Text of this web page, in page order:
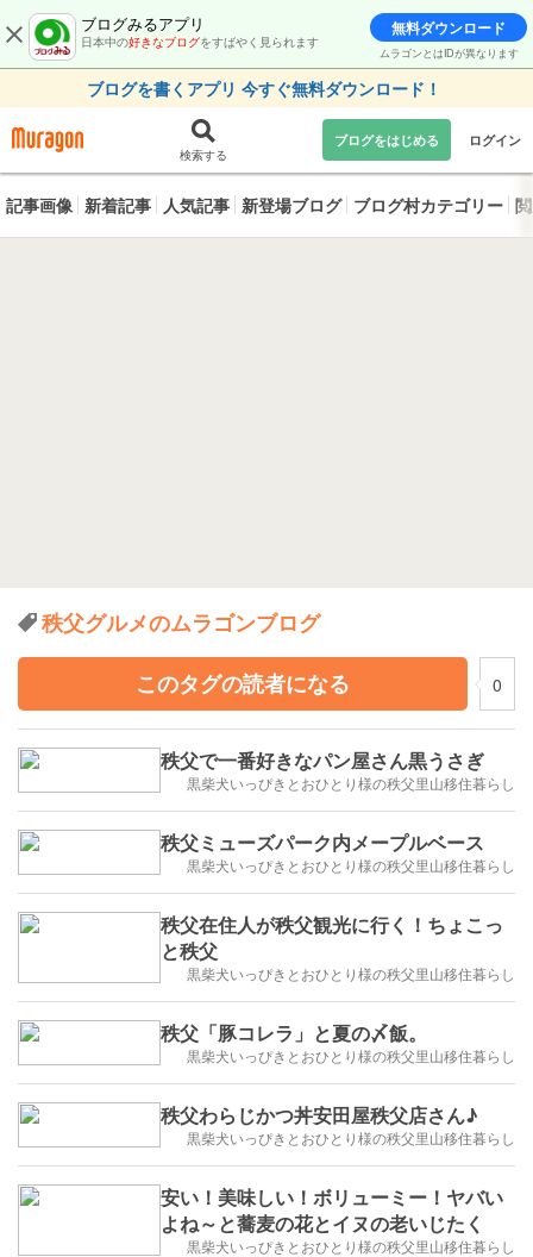
ブログみるアプリ
日本中の好きなブログをすばやく見られます
無料ダウンロード
ムラゴンとはIDが異なります
ブログを書くアプリ 今すぐ無料ダウンロード！
検索する
ブログをはじめる ログイン
記事画像 新着記事 人気記事 新登場ブログ ブログ村カテゴリー
秩父グルメのムラゴンブログ
このタグの読者になる
0
秩父で一番好きなパン屋さん黒うさぎ
黒柴犬いっぴきとおひとり様の秩父里山移住暮らし
秩父ミューズパーク内メープルベース
黒柴犬いっぴきとおひとり様の秩父里山移住暮らし
秩父在住人が秩父観光に行く！ちょこっ
と秩父
黒柴犬いっぴきとおひとり様の秩父里山移住暮らし
秩父「豚コレラ」と夏の〆飯。
黒柴犬いっぴきとおひとり様の秩父里山移住暮らし
秩父わらじかつ丼安田屋秩父店さん♪
黒柴犬いっぴきとおひとり様の秩父里山移住暮らし
安い！美味しい！ボリューミー！ヤバい
よね～と蕎麦の花とイヌの老いじたく
黒柴犬いっぴきとおひとり様の秩父里山移住暮らし